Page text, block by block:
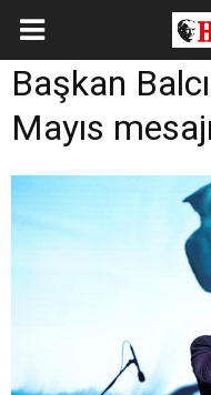
Başkan
Mayıs mesajı